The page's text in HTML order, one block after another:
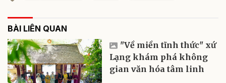
BÀI LIÊN QUAN
"Về miền tĩnh thức" xứ
Lạng khám phá không
gian văn hóa tâm linh